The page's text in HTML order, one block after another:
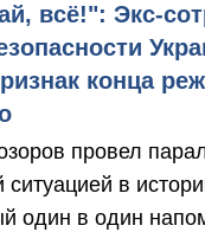
всё!": Экс-
конца
провел
ситуацией в
один в один